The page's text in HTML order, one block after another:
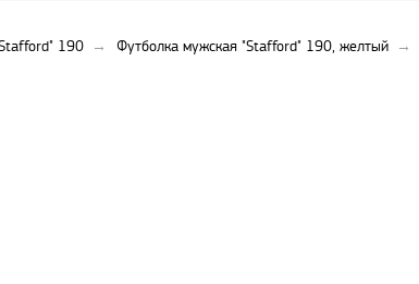
190 Футболка мужская "Stafford" 190, желтый